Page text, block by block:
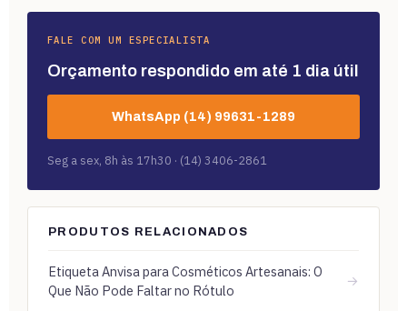
FALE COM UM ESPECIALISTA
Orçamento respondido em até 1 dia útil
WhatsApp (14) 99631-1289
Seg a sex, 8h às 17h30 · (14) 3406-2861
PRODUTOS RELACIONADOS
Etiqueta Anvisa para Cosméticos Artesanais: O
Que Não Pode Faltar no Rótulo
→